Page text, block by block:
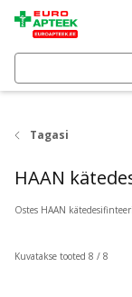
Tagasi
HAAN
Kuvatakse tooted 8 / 8